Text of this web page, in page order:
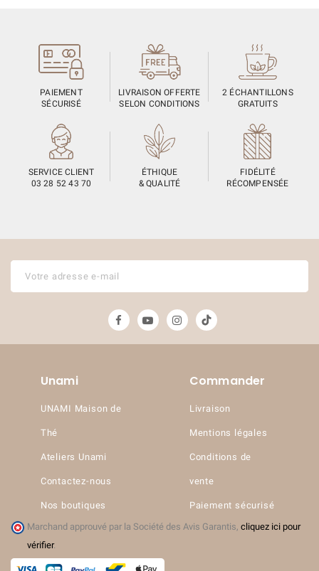
(7 avis)
PAIEMENT
SÉCURISÉ
LIVRAISON OFFERTE
SELON CONDITIONS
2 ÉCHANTILLONS
GRATUITS
SERVICE CLIENT
03 28 52 43 70
ÉTHIQUE
& QUALITÉ
FIDÉLITÉ
RÉCOMPENSÉE
Unami
UNAMI Maison de
Thé
Ateliers Unami
Contactez-nous
Nos boutiques
Commander
Livraison
Mentions légales
Conditions de
vente
Paiement sécurisé
Marchand approuvé par la Société des Avis Garantis, cliquez ici pour
vérifier.